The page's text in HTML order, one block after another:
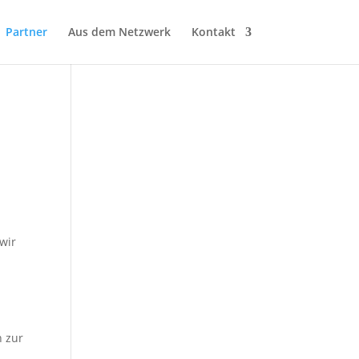
Partner Aus dem Netzwerk Kontakt
zur